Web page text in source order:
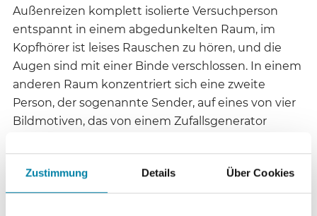
Zustimmung Details Über Cookies
Außenreizen komplett isolierte Versuchperson
entspannt in einem abgedunkelten Raum, im
Kopfhörer ist leises Rauschen zu hören, und die
Augen sind mit einer Binde verschlossen. In einem
anderen Raum konzentriert sich eine zweite
Person, der sogenannte Sender, auf eines von vier
Bildmotiven, das von einem Zufallsgenerator
in den Nachbarraum übermitteln. Nach der
Sitzung wird der „Empfänger“ gebeten, möglichst
genau zu beschreiben, was er während des